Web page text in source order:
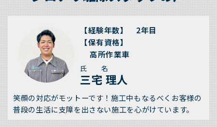
【経験年数】 2年目
【保有資格】
高所作業車
氏 名
三宅 理人
笑顔の対応がモットーです！施工中もなるべくお客様の
普段の生活に支障を出さない施工を心がけています。